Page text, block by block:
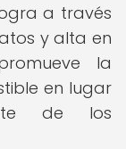
a través
y alta en
la
en lugar
de los